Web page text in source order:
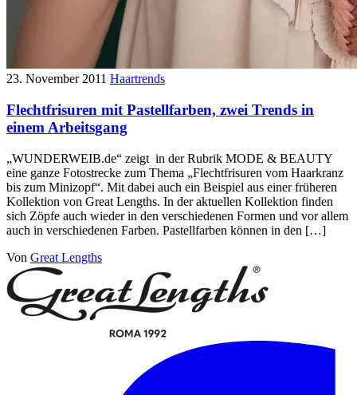
23. November 2011 Haartrends
Flechtfrisuren mit Pastellfarben, zwei Trends in
einem Arbeitsgang
„WUNDERWEIB.de“ zeigt in der Rubrik MODE & BEAUTY
eine ganze Fotostrecke zum Thema „Flechtfrisuren vom Haarkranz
bis zum Minizopf“. Mit dabei auch ein Beispiel aus einer früheren
Kollektion von Great Lengths. In der aktuellen Kollektion finden
sich Zöpfe auch wieder in den verschiedenen Formen und vor allem
auch in verschiedenen Farben. Pastellfarben können in den […]
Von Great Lengths